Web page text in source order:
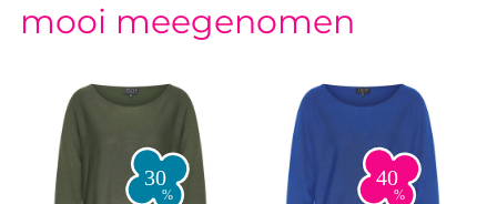
mooi meegenomen